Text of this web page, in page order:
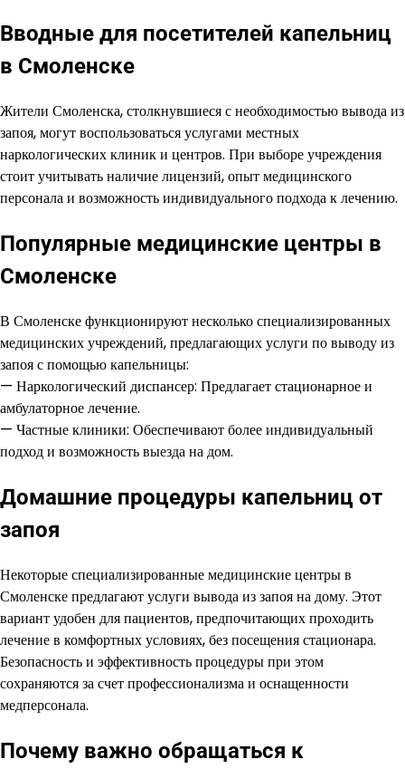
Вводные для посетителей капельниц
в Смоленске
Жители Смоленска, столкнувшиеся с необходимостью вывода из
запоя, могут воспользоваться услугами местных
наркологических клиник и центров. При выборе учреждения
стоит учитывать наличие лицензий, опыт медицинского
персонала и возможность индивидуального подхода к лечению.
Популярные медицинские центры в
Смоленске
В Смоленске функционируют несколько специализированных
медицинских учреждений, предлагающих услуги по выводу из
запоя с помощью капельницы:
— Наркологический диспансер: Предлагает стационарное и
амбулаторное лечение.
— Частные клиники: Обеспечивают более индивидуальный
подход и возможность выезда на дом.
Домашние процедуры капельниц от
запоя
Некоторые специализированные медицинские центры в
Смоленске предлагают услуги вывода из запоя на дому. Этот
вариант удобен для пациентов, предпочитающих проходить
лечение в комфортных условиях, без посещения стационара.
Безопасность и эффективность процедуры при этом
сохраняются за счет профессионализма и оснащенности
медперсонала.
Почему важно обращаться к